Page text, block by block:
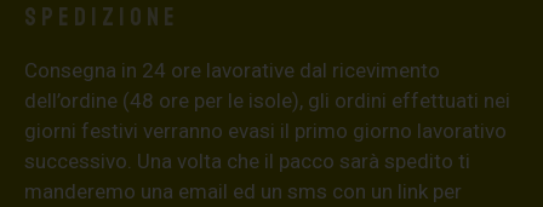
Spedizione
Consegna in 24 ore lavorative dal ricevimento
dell’ordine (48 ore per le isole), gli ordini effettuati nei
giorni festivi verranno evasi il primo giorno lavorativo
successivo. Una volta che il pacco sarà spedito ti
manderemo una email ed un sms con un link per